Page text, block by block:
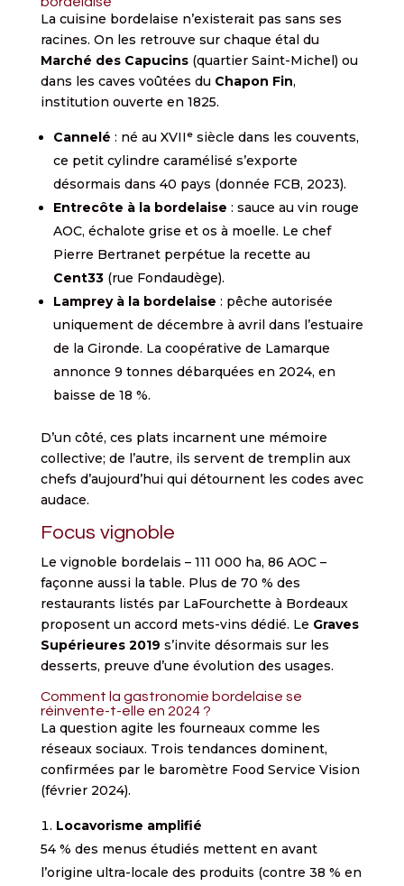
La cuisine bordelaise n’existerait pas sans ses
racines. On les retrouve sur chaque étal du
Marché des Capucins(quartier Saint-Michel) ou
dans les caves voûtées du Chapon Fin,
institution ouverte en 1825.
Cannelé : né au XVIIᵉ siècle dans les couvents,
ce petit cylindre caramélisé s’exporte
désormais dans 40 pays (donnée FCB, 2023).
Entrecôte à la bordelaise : sauce au vin rouge
AOC, échalote grise et os à moelle. Le chef
Pierre Bertranet perpétue la recette au
Cent33(rue Fondaudège).
Lamprey à la bordelaise : pêche autorisée
uniquement de décembre à avril dans l’estuaire
de la Gironde. La coopérative de Lamarque
annonce 9 tonnes débarquées en 2024, en
baisse de 18 %.
D’un côté, ces plats incarnent une mémoire
collective; de l’autre, ils servent de tremplin aux
chefs d’aujourd’hui qui détournent les codes avec
audace.
Focus vignoble
Le vignoble bordelais – 111 000 ha, 86 AOC –
façonne aussi la table. Plus de 70 % des
restaurants listés par LaFourchette à Bordeaux
proposent un accord mets-vins dédié. Le Graves
Supérieures 2019 s’invite désormais sur les
desserts, preuve d’une évolution des usages.
Comment la gastronomie bordelaise se
réinvente-t-elle en 2024 ?
La question agite les fourneaux comme les
réseaux sociaux. Trois tendances dominent,
confirmées par le baromètre Food Service Vision
(février 2024).
Locavorisme amplifié
54 % des menus étudiés mettent en avant
l’origine ultra-locale des produits (contre 38 % en